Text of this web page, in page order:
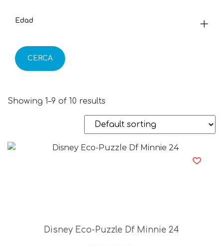
Edad
CERCA
Showing 1–9 of 10 results
Disney Eco-Puzzle Df Minnie 24